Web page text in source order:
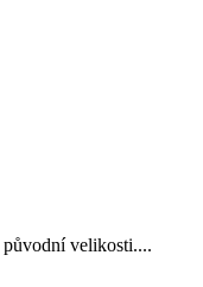
původní velikosti....